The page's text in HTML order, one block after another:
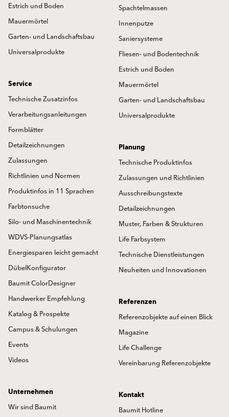
Estrich und Boden
Mauermörtel
Garten- und Landschaftsbau
Universalprodukte
Spachtelmassen
Innenputze
Saniersysteme
Fliesen- und Bodentechnik
Estrich und Boden
Mauermörtel
Garten- und Landschaftsbau
Universalprodukte
Service
Technische Zusatzinfos
Verarbeitungsanleitungen
Formblätter
Detailzeichnungen
Zulassungen
Richtlinien und Normen
Produktinfos in 11 Sprachen
Farbtonsuche
Silo- und Maschinentechnik
WDVS-Planungsatlas
Energiesparen leicht gemacht
DübelKonfigurator
Baumit ColorDesigner
Handwerker Empfehlung
Katalog & Prospekte
Campus & Schulungen
Events
Videos
Planung
Technische Produktinfos
Zulassungen und Richtlinien
Ausschreibungstexte
Detailzeichnungen
Muster, Farben & Strukturen
Life Farbsystem
Technische Dienstleistungen
Neuheiten und Innovationen
Referenzen
Referenzobjekte auf einen Blick
Magazine
Life Challenge
Vereinbarung Referenzobjekte
Unternehmen
Wir sind Baumit
Kontakt
Baumit Hotline